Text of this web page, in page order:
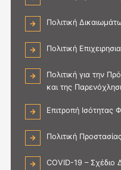
Πολιτική
Πολιτική
Πολιτική για την
και της
Επιτροπή Ισότητας
Πολιτική
COVID-19 – Σχέδιο